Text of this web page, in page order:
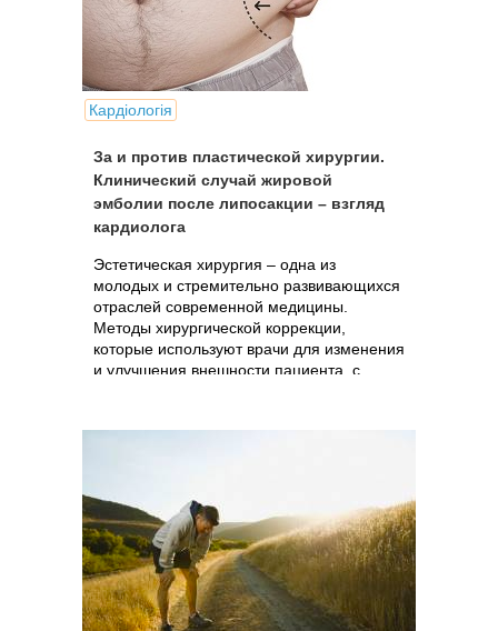
Кардіологія
За и против пластической хирургии.
Клинический случай жировой
эмболии после липосакции – взгляд
кардиолога
Эстетическая хирургия – одна из
молодых и стремительно развивающихся
отраслей современной медицины.
Методы хирургической коррекции,
которые используют врачи для изменения
и улучшения внешности пациента, с